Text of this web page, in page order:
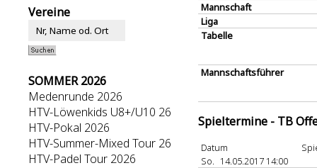
Vereine
SOMMER 2026
Medenrunde 2026
HTV-Löwenkids U8+/U10 26
HTV-Pokal 2026
HTV-Summer-Mixed Tour 26
HTV-Padel Tour 2026
Mannschaft
Liga
Tabelle
Mannschaftsführer
Spieltermine - TB
Datum
So. 14.05.2017 14:00